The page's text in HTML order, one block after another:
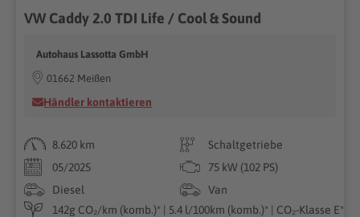
VW Caddy 2.0 TDI Life / Cool & Sound
Autohaus Lassotta GmbH
01662 Meißen
Händler kontaktieren
8.620 km
Schaltgetriebe
05/2025
75 kW (102 PS)
Diesel
Van
142g CO₂/km (komb.)* | 5.4 l/100km (komb.)* | CO₂-Klasse E*